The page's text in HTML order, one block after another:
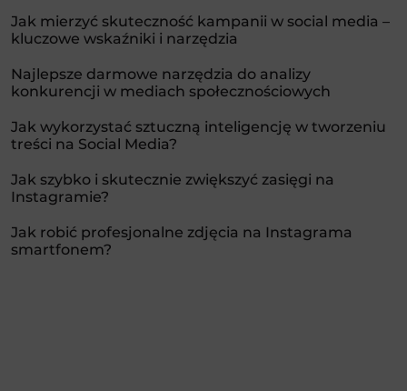
Jak mierzyć skuteczność kampanii w social media –
kluczowe wskaźniki i narzędzia
Najlepsze darmowe narzędzia do analizy
konkurencji w mediach społecznościowych
Jak wykorzystać sztuczną inteligencję w tworzeniu
treści na Social Media?
Jak szybko i skutecznie zwiększyć zasięgi na
Instagramie?
Jak robić profesjonalne zdjęcia na Instagrama
smartfonem?